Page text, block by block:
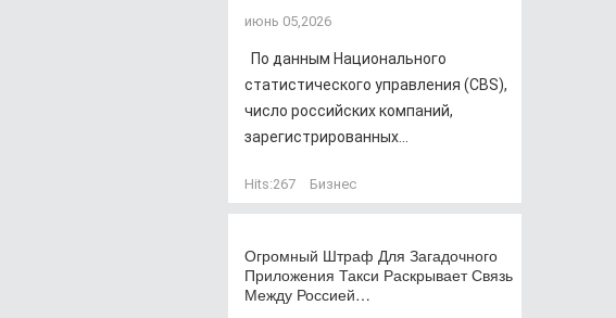
июнь 05,2026
По данным Национального
статистического управления (CBS),
число российских компаний,
зарегистрированных...
Hits:267 Бизнес
Огромный Штраф Для Загадочного
Приложения Такси Раскрывает Связь
Между Россией…